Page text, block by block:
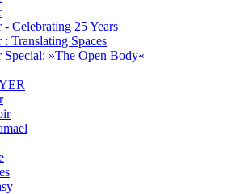
Celebrating 25 Years
Translating Spaces
Special: »The Open Body«